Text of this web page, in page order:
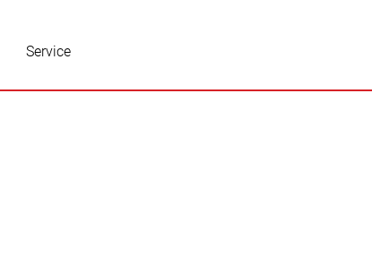
Service